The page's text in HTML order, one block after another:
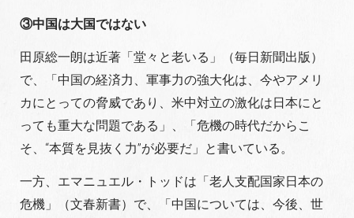
③中国は大国ではない
田原総一朗は近著「堂々と老いる」（毎日新聞出版）
で、「中国の経済力、軍事力の強大化は、今やアメリ
カにとっての脅威であり、米中対立の激化は日本にと
っても重大な問題である」、「危機の時代だからこ
そ、“本質を見抜く力”が必要だ」と書いている。
一方、エマニュエル・トッドは「老人支配国家日本の
危機」（文春新書）で、「中国については、今後、世